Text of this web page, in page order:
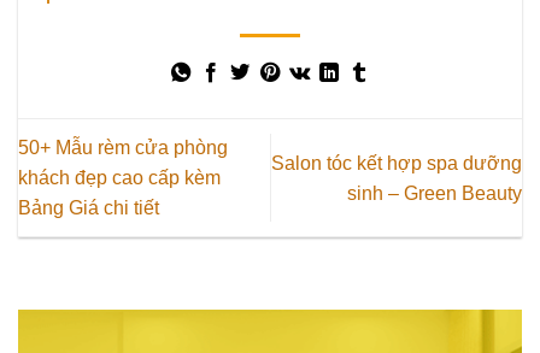
50+ Mẫu rèm cửa phòng
khách đẹp cao cấp kèm
Bảng Giá chi tiết
Salon tóc kết hợp spa dưỡng
sinh – Green Beauty